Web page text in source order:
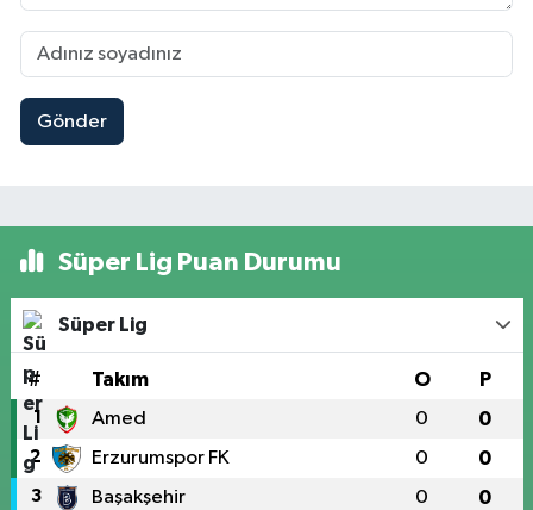
Gönder
Süper Lig Puan Durumu
Süper Lig
# Takım O P
1 Amed 0 0
2 Erzurumspor FK 0 0
3 Başakşehir 0 0